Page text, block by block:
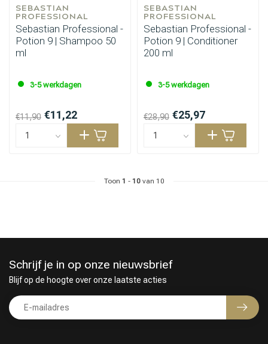
SEBASTIAN
PROFESSIONAL
Sebastian Professional -
Potion 9 | Shampoo 50
ml
3-5 werkdagen
€11,90 €11,22
SEBASTIAN
PROFESSIONAL
Sebastian Professional -
Potion 9 | Conditioner
200 ml
3-5 werkdagen
€28,90 €25,97
Toon 1 - 10van 10
Schrijf je in op onze nieuwsbrief
Blijf op de hoogte over onze laatste acties